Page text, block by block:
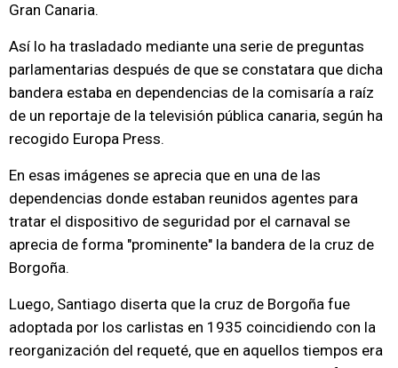
Gran Canaria.
Así lo ha trasladado mediante una serie de preguntas
parlamentarias después de que se constatara que dicha
bandera estaba en dependencias de la comisaría a raíz
de un reportaje de la televisión pública canaria, según ha
recogido Europa Press.
En esas imágenes se aprecia que en una de las
dependencias donde estaban reunidos agentes para
tratar el dispositivo de seguridad por el carnaval se
aprecia de forma "prominente" la bandera de la cruz de
Borgoña.
Luego, Santiago diserta que la cruz de Borgoña fue
adoptada por los carlistas en 1935 coincidiendo con la
reorganización del requeté, que en aquellos tiempos era